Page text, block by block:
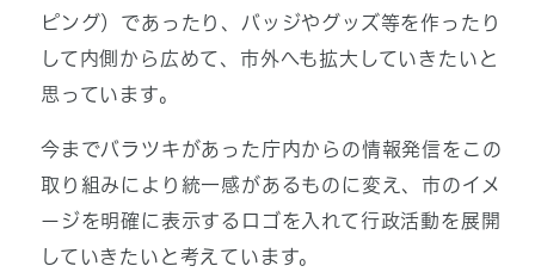
ピング）であったり、バッジやグッズ等を作ったり
して内側から広めて、市外へも拡大していきたいと
思っています。
今までバラツキがあった庁内からの情報発信をこの
取り組みにより統一感があるものに変え、市のイメ
ージを明確に表示するロゴを入れて行政活動を展開
していきたいと考えています。